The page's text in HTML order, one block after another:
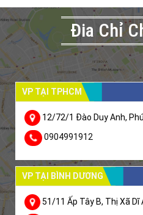
Đia Chỉ
VP TẠI TPHCM
12/72/1 Đào Duy Anh,
0904991912
VP TẠI BÌNH DƯƠNG
51/11 Ấp Tây B, Thị Xã Dĩ